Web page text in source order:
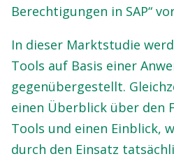
Berechtigungen in SAP“
In dieser Marktstudie
Tools auf Basis einer
gegenübergestellt.
einen Überblick über den
Tools und einen Einblick,
durch den Einsatz